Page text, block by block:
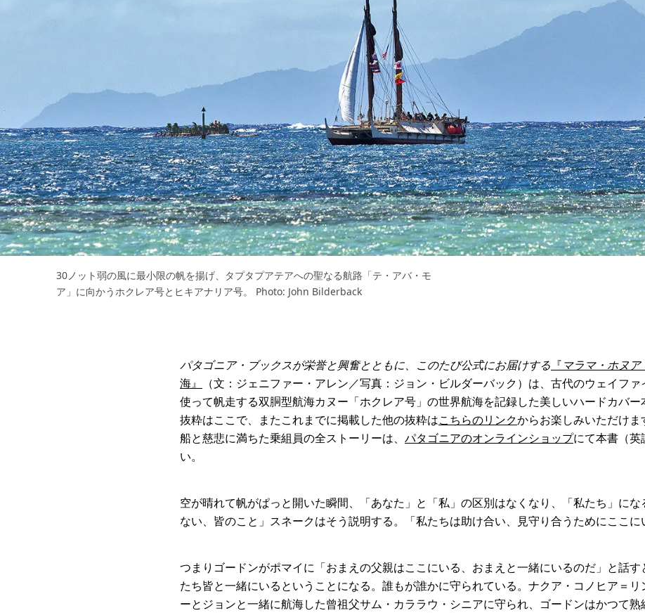
30ノット弱の風に最小限の帆を揚げ、タプタプアテアへの聖なる航路「テ・アバ・モ
ア」に向かうホクレア号とヒキアナリア号。 Photo: John Bilderback
パタゴニア・ブックスが栄誉と興奮とともに、このたび公式にお届けする 『マラマ・ホヌア
海』
（文：ジェニファー・アレン／写真：ジョン・ビルダーバック）は、古代のウェイフ
使って帆走する双胴型航海カヌー「ホクレア号」の世界航海を記録した美しいハードカバ
抜粋はここで、またこれまでに掲載した他の抜粋はこちらのリンクからお楽しみいただけ
船と慈悲に満ちた乗組員の全ストーリーは、 パタゴニアのオンラインショップにて本書（英
い。
空が晴れて帆がぱっと開いた瞬間、「あなた」と「私」の区別はなくなり、「私たち」に
ない、皆のこと」スネークはそう説明する。「私たちは助け合い、見守り合うためにここに
つまりゴードンがポマイに「おまえの父親はここにいる、おまえと一緒にいるのだ」と話
たち皆と一緒にいるということになる。誰もが誰かに守られている。ナクア・コノヒア＝リ
ーとジョンと一緒に航海した曾祖父サム・カララウ・シニアに守られ、ゴードンはかつて